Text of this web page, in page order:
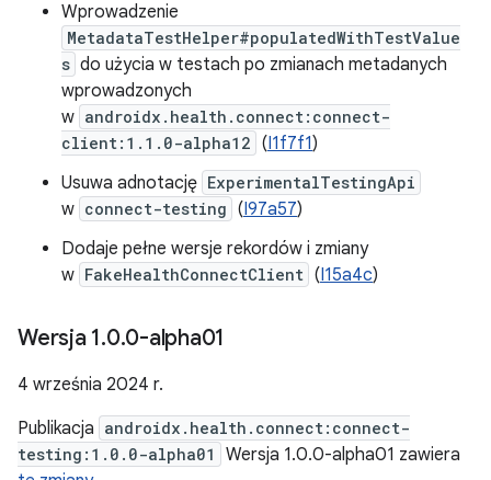
Wprowadzenie
MetadataTestHelper#populatedWithTestValue
s do użycia w testach po zmianach metadanych
wprowadzonych
w androidx.health.connect:connect-
client:1.1.0-alpha12 (I1f7f1)
Usuwa adnotację ExperimentalTestingApi
w connect-testing (I97a57)
Dodaje pełne wersje rekordów i zmiany
w FakeHealthConnectClient (I15a4c)
Wersja 1.0.0-alpha01
4 września 2024 r.
Publikacja androidx.health.connect:connect-
testing:1.0.0-alpha01
Wersja 1.0.0-alpha01 zawiera